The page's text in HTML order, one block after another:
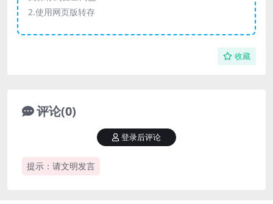
2.使用网页版转存
收藏
评论(0)
提示：请文明发言
登录后评论